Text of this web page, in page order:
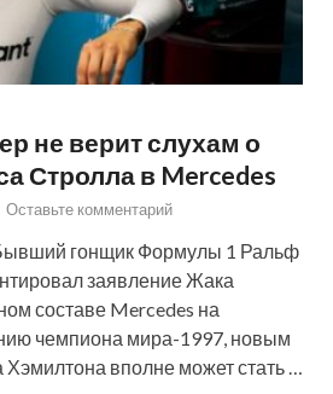
не верит слухам о
Стролла в Mercedes
Оставьте комментарий
гонщик Формулы 1 Ральф
заявление Жака
составе Mercedes на
чемпиона мира-1997, новым
вполне может стать …